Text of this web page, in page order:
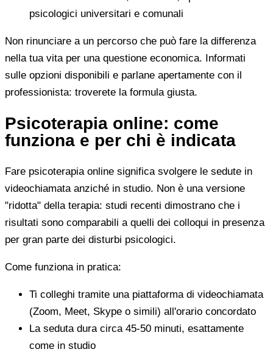
psicologici universitari e comunali
Non rinunciare a un percorso che può fare la differenza
nella tua vita per una questione economica. Informati
sulle opzioni disponibili e parlane apertamente con il
professionista: troverete la formula giusta.
Psicoterapia online: come
funziona e per chi è indicata
Fare psicoterapia online significa svolgere le sedute in
videochiamata anziché in studio. Non è una versione
"ridotta" della terapia: studi recenti dimostrano che i
risultati sono comparabili a quelli dei colloqui in presenza
per gran parte dei disturbi psicologici.
Come funziona in pratica:
Ti colleghi tramite una piattaforma di videochiamata
(Zoom, Meet, Skype o simili) all'orario concordato
La seduta dura circa 45-50 minuti, esattamente
come in studio